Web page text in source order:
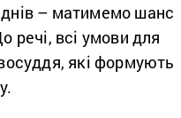
– матимемо шанс
речі, всі умови для
які формують